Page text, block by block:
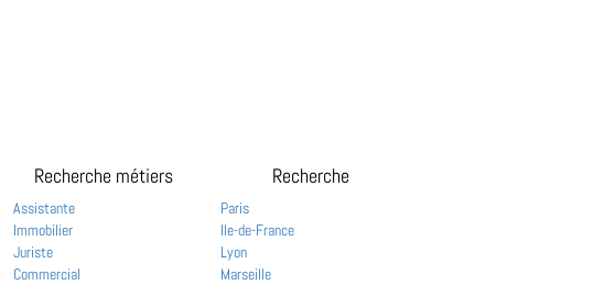
Recherche métiers
Assistante
Immobilier
Juriste
Commercial
Recherche
Paris
Ile-de-France
Lyon
Marseille